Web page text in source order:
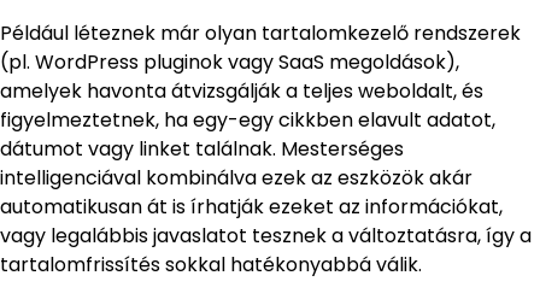
Például léteznek már olyan tartalomkezelő rendszerek
(pl. WordPress pluginok vagy SaaS megoldások),
amelyek havonta átvizsgálják a teljes weboldalt, és
figyelmeztetnek, ha egy-egy cikkben elavult adatot,
dátumot vagy linket találnak. Mesterséges
intelligenciával kombinálva ezek az eszközök akár
automatikusan át is írhatják ezeket az információkat,
vagy legalábbis javaslatot tesznek a változtatásra, így a
tartalomfrissítés sokkal hatékonyabbá válik.